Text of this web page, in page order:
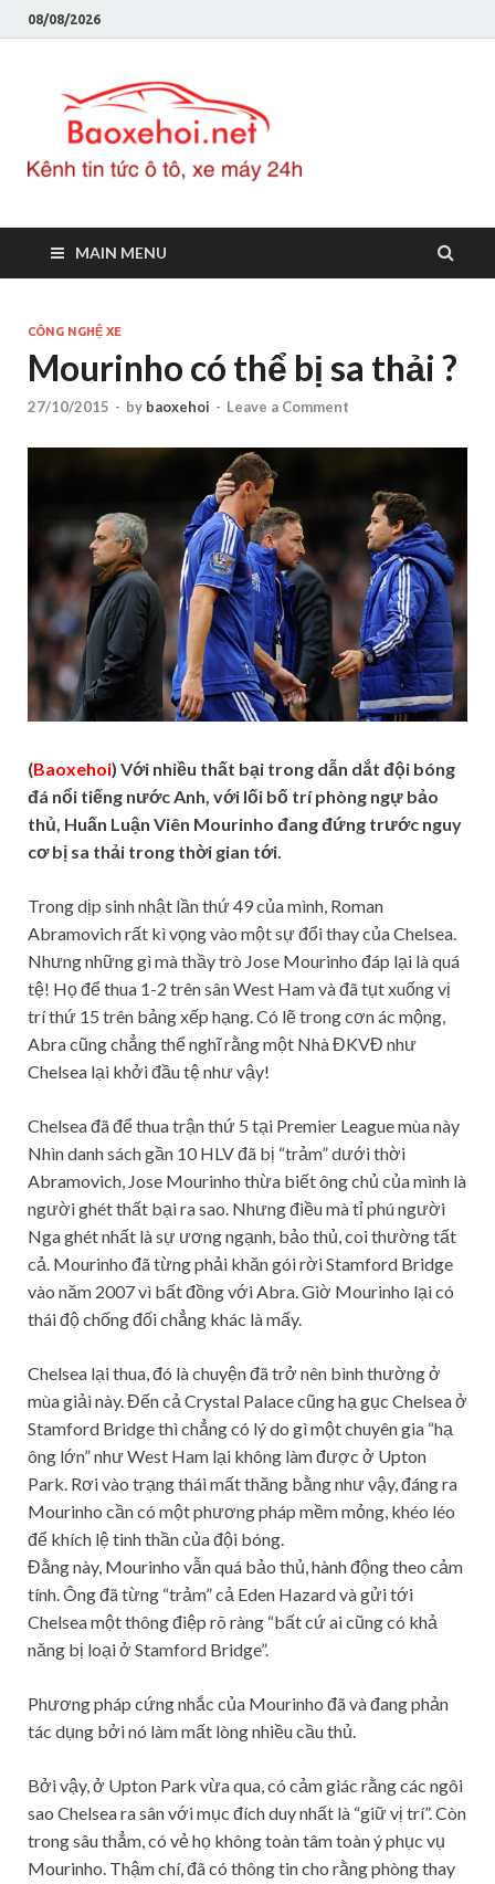
08/08/2026
MAIN MENU
CÔNG NGHỆ XE
Mourinho có thể bị sa thải ?
27/10/2015 - by baoxehoi - Leave a Comment
(Baoxehoi) Với nhiều thất bại trong dẫn dắt đội bóng
đá nổi tiếng nước Anh, với lối bố trí phòng ngự bảo
thủ, Huấn Luận Viên Mourinho đang đứng trước nguy
cơ bị sa thải trong thời gian tới.
Trong dịp sinh nhật lần thứ 49 của mình, Roman
Abramovich rất kì vọng vào một sự đổi thay của Chelsea.
Nhưng những gì mà thầy trò Jose Mourinho đáp lại là quá
tệ! Họ để thua 1-2 trên sân West Ham và đã tụt xuống vị
trí thứ 15 trên bảng xếp hạng. Có lẽ trong cơn ác mộng,
Abra cũng chẳng thể nghĩ rằng một Nhà ĐKVĐ như
Chelsea lại khởi đầu tệ như vậy!
Chelsea đã để thua trận thứ 5 tại Premier League mùa này
Nhìn danh sách gần 10 HLV đã bị “trảm” dưới thời
Abramovich, Jose Mourinho thừa biết ông chủ của mình là
người ghét thất bại ra sao. Nhưng điều mà tỉ phú người
Nga ghét nhất là sự ương ngạnh, bảo thủ, coi thường tất
cả. Mourinho đã từng phải khăn gói rời Stamford Bridge
vào năm 2007 vì bất đồng với Abra. Giờ Mourinho lại có
thái độ chống đối chẳng khác là mấy.
Chelsea lại thua, đó là chuyện đã trở nên bình thường ở
mùa giải này. Đến cả Crystal Palace cũng hạ gục Chelsea ở
Stamford Bridge thì chẳng có lý do gì một chuyên gia “hạ
ông lớn” như West Ham lại không làm được ở Upton
Park. Rơi vào trạng thái mất thăng bằng như vậy, đáng ra
Mourinho cần có một phương pháp mềm mỏng, khéo léo
để khích lệ tinh thần của đội bóng.
Đằng này, Mourinho vẫn quá bảo thủ, hành động theo cảm
tính. Ông đã từng “trảm” cả Eden Hazard và gửi tới
Chelsea một thông điệp rõ ràng “bất cứ ai cũng có khả
năng bị loại ở Stamford Bridge”.
Phương pháp cứng nhắc của Mourinho đã và đang phản
tác dụng bởi nó làm mất lòng nhiều cầu thủ.
Bởi vậy, ở Upton Park vừa qua, có cảm giác rằng các ngôi
sao Chelsea ra sân với mục đích duy nhất là “giữ vị trí”. Còn
trong sâu thẳm, có vẻ họ không toàn tâm toàn ý phục vụ
Mourinho. Thậm chí, đã có thông tin cho rằng phòng thay